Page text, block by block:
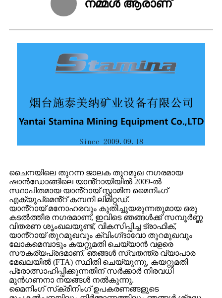
നമ്മൾ ആരാണ്
ചൈനയിലെ തുറന്ന ജാലക തുറമുഖ നഗരമായ
ഷാൻഡോങ്ങിലെ യാൻ്റായിയിൽ 2009-ൽ
സ്ഥാപിതമായ യാൻ്റായ് സ്റ്റാമിന മൈനിംഗ്
എക്യുപ്‌മെൻ്റ് കമ്പനി ലിമിറ്റഡ്.
യാൻ്റായ് മനോഹരവും കുതിച്ചുയരുന്നതുമായ ഒരു
കടൽത്തീര നഗരമാണ്, ഇവിടെ ഞങ്ങൾക്ക് സമ്പൂർണ്ണ
വിതരണ ശൃംഖലയുണ്ട്, വികസിപ്പിച്ച ട്രാഫിക്,
യാൻ്റായ് തുറമുഖവും ക്വിംഗ്‌ദാവോ തുറമുഖവും
ലോകമെമ്പാടും കയറ്റുമതി ചെയ്യാൻ വളരെ
സൗകര്യപ്രദമാണ്. ഞങ്ങൾ സ്വതന്ത്ര വ്യാപാര
മേഖലയിൽ (FTA) സ്ഥിതി ചെയ്യുന്നു, കയറ്റുമതി
പ്രോത്സാഹിപ്പിക്കുന്നതിന് സർക്കാർ നിരവധി
മുൻഗണനാ നയങ്ങൾ നൽകുന്നു.
മൈനിംഗ് സ്‌ക്രീനിംഗ് ഉപകരണങ്ങളുടെ